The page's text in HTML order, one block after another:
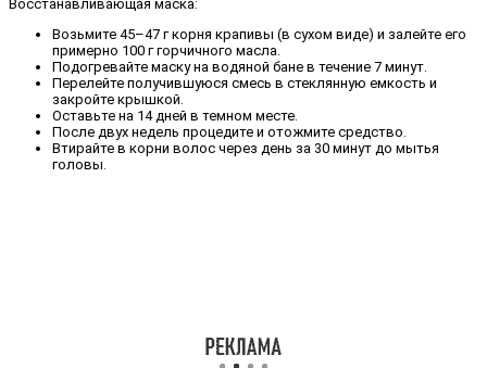
Восстанавливающая маска:
Возьмите 45–47 г корня крапивы (в сухом виде) и залейте его
примерно 100 г горчичного масла.
Подогревайте маску на водяной бане в течение 7 минут.
Перелейте получившуюся смесь в стеклянную емкость и
закройте крышкой.
Оставьте на 14 дней в темном месте.
После двух недель процедите и отожмите средство.
Втирайте в корни волос через день за 30 минут до мытья
головы.